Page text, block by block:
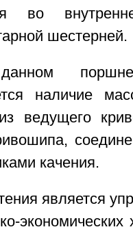
во
шестерней.
наличие
ведущего
качения.
является
экономических